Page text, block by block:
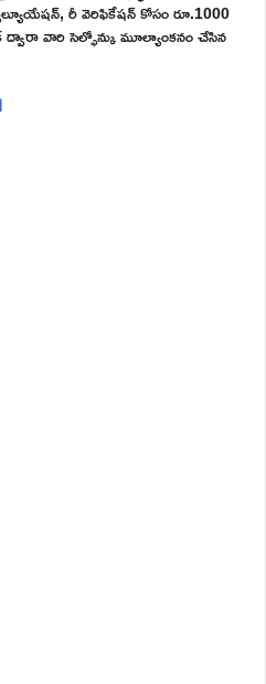
రీ వెరిఫికేషన్ కోసం రూ.1000
ద్వారా వారి సెల్ఫోన్కు మూల్యాంకనం చేసిన